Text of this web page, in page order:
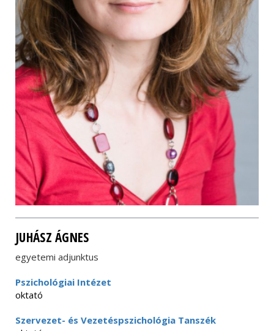
JUHÁSZ ÁGNES
egyetemi adjunktus
Pszichológiai Intézet
oktató
Szervezet- és Vezetéspszichológia Tanszék